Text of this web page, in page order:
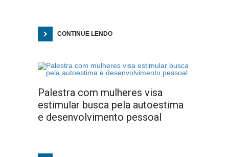
CONTINUE LENDO
Palestra com mulheres visa
estimular busca pela autoestima
e desenvolvimento pessoal